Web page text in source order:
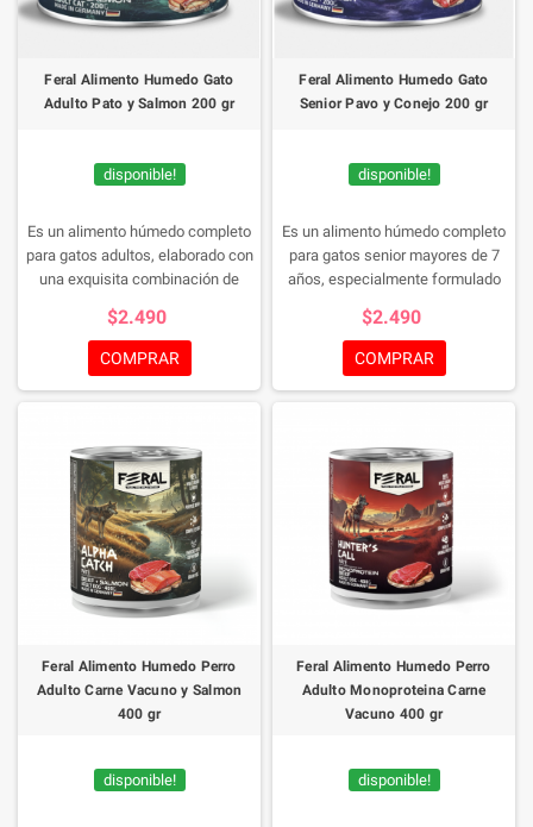
Feral Alimento Humedo Gato
Adulto Pato y Salmon 200 gr
disponible!
Es un alimento húmedo completo
para gatos adultos, elaborado con
una exquisita combinación de
proteínas de alta calidad y
nutrientes esenciales para
mantener una condición física
óptima. Su receta premium,
natural de los felinos, ofrece una
nutrición equilibrada, una
excelente digestibilidad y un sabor
irresistible que satisface incluso a
los gatos más exigentes.
$2.490
COMPRAR
Feral Alimento Humedo Gato
Senior Pavo y Conejo 200 gr
disponible!
Es un alimento húmedo completo
para gatos senior mayores de 7
años, especialmente formulado
nutricionales de los felinos en
etapa madura. Su receta combina
proteínas de alta calidad
provenientes de pavo y conejo,
que contribuyen al bienestar
general, la movilidad y una
digestión saludable. Su textura
suave tipo paté facilita la
masticación y digestión, siendo
ideal para gatos de edad
avanzada.
$2.490
COMPRAR
Feral Alimento Humedo Perro
Adulto Carne Vacuno y Salmon
400 gr
disponible!
Feral Alimento Humedo Perro
Adulto Monoproteina Carne
Vacuno 400 gr
disponible!